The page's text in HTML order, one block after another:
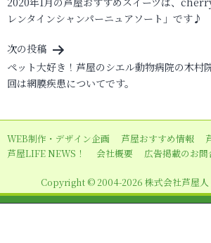
稿
ナ
ビ
ゲ
ー
シ
ョ
ン
レンタインシャンパーニュアソート」です♪
次の投稿
ペット大好き！芦屋のシエル動物病院の木村
回は網膜疾患についてです。
WEB制作・デザイン企画 芦屋おすすめ情報
芦屋LIFE NEWS！
会社概要 広告掲載のお問
Copyright © 2004-2026 株式会社芦屋